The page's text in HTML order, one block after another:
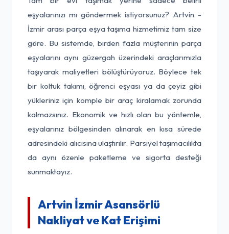
eşyalarınızı mı göndermek istiyorsunuz? Artvin -
İzmir arası parça eşya taşıma hizmetimiz tam size
göre. Bu sistemde, birden fazla müşterinin parça
eşyalarını aynı güzergah üzerindeki araçlarımızla
taşıyarak maliyetleri bölüştürüyoruz. Böylece tek
bir koltuk takımı, öğrenci eşyası ya da çeyiz gibi
yükleriniz için komple bir araç kiralamak zorunda
kalmazsınız. Ekonomik ve hızlı olan bu yöntemle,
eşyalarınız bölgesinden alınarak en kısa sürede
adresindeki alıcısına ulaştırılır. Parsiyel taşımacılıkta
da aynı özenle paketleme ve sigorta desteği
sunmaktayız.
Artvin İzmir Asansörlü
Nakliyat ve Kat Erişimi